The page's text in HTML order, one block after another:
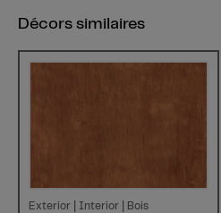
Décors similaires
Exterior | Interior | Bois